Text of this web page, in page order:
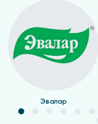
Эвалар